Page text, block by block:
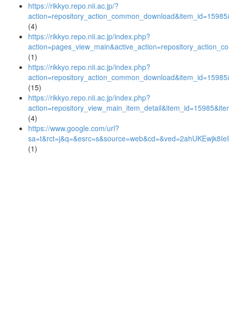
https://rikkyo.repo.nii.ac.jp/?
(4)
https://rikkyo.repo.nii.ac.jp/index.php?
(1)
https://rikkyo.repo.nii.ac.jp/index.php?
(15)
https://rikkyo.repo.nii.ac.jp/index.php?
(4)
https://www.google.com/url?
(1)